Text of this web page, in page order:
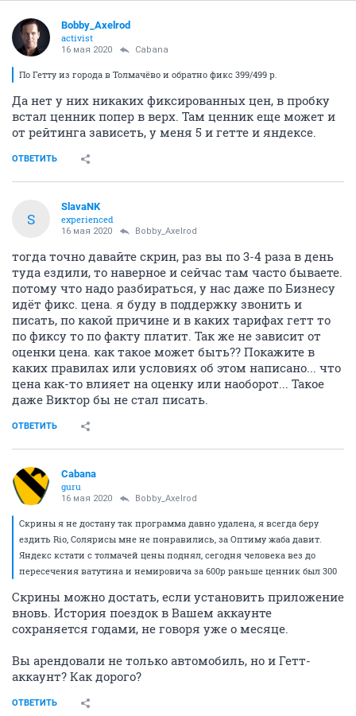
Bobby_Axelrod
activist
16 мая 2020 Cabana
По Гетту из города в Толмачёво и обратно фикс 399/499 р.
Да нет у них никаких фиксированных цен, в пробку
встал ценник попер в верх. Там ценник еще может и
от рейтинга зависеть, у меня 5 и гетте и яндексе.
ОТВЕТИТЬ
S
SlavaNK
experienced
16 мая 2020 Bobby_Axelrod
тогда точно давайте скрин, раз вы по 3-4 раза в день
туда ездили, то наверное и сейчас там часто бываете.
потому что надо разбираться, у нас даже по Бизнесу
идёт фикс. цена. я буду в поддержку звонить и
писать, по какой причине и в каких тарифах гетт то
по фиксу то по факту платит. Так же не зависит от
оценки цена. как такое может быть?? Покажите в
каких правилах или условиях об этом написано... что
цена как-то влияет на оценку или наоборот... Такое
даже Виктор бы не стал писать.
ОТВЕТИТЬ
Cabana
guru
16 мая 2020 Bobby_Axelrod
Скрины я не достану так программа давно удалена, я всегда беру
ездить Rio, Солярисы мне не понравились, за Оптиму жаба давит.
Яндекс кстати с толмачей цены поднял, сегодня человека вез до
пересечения ватутина и немировича за 600р раньше ценник был 300
Скрины можно достать, если установить приложение
вновь. История поездок в Вашем аккаунте
сохраняется годами, не говоря уже о месяце.
Вы арендовали не только автомобиль, но и Гетт-
аккаунт? Как дорого?
ОТВЕТИТЬ